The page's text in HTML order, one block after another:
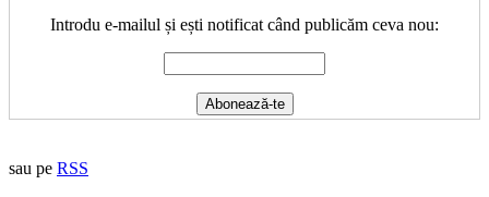
Introdu e-mailul și ești notificat când publicăm ceva nou:
sau pe RSS